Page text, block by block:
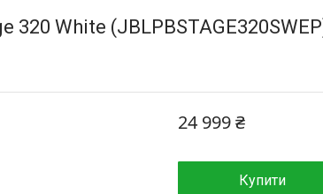
320 White
24 999 ₴
Купити